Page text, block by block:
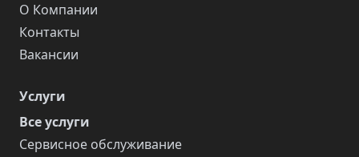
О Компании
Контакты
Вакансии
Услуги
Все услуги
Сервисное обслуживание